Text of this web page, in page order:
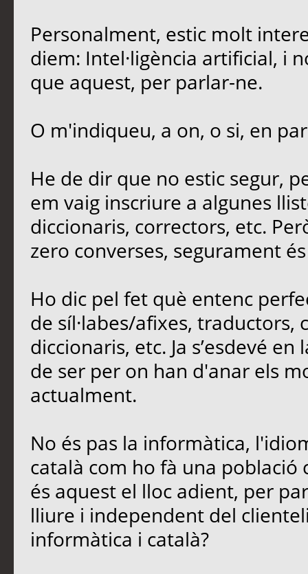
Personalment, estic molt
diem: Intel·ligència artificial, i
que aquest, per parlar-ne.
O m'indiqueu, a on, o si, en
He de dir que no estic segur,
em vaig inscriure a algunes
diccionaris, correctors, etc.
zero converses, segurament
Ho dic pel fet què entenc
de síl·labes/afixes, traductors,
diccionaris, etc. Ja s’esdevé
de ser per on han d'anar els
actualment.
No és pas la informàtica,
català com ho fà una població
és aquest el lloc adient, per
lliure i independent del
informàtica i català?